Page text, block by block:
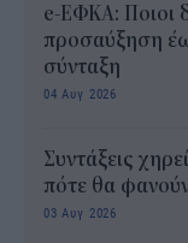
e-ΕΦΚΑ: Ποιοι
προσαύξηση
σύνταξη
04 Αυγ 2026
Συντάξεις
πότε θα
03 Αυγ 2026